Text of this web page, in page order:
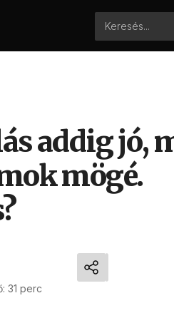
addig jó,
mögé.
31 perc